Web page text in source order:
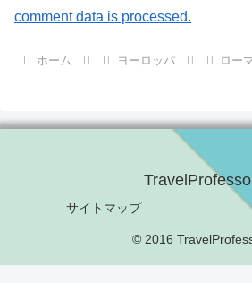
comment data is processed.
ホーム ヨーロッパ ロー
サイトマップ
© 2016